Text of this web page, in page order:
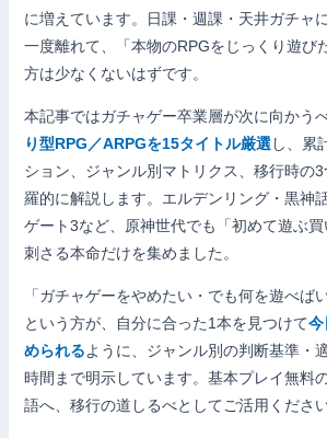
に増えています。日課・週課・天井ガチャ
一度離れて、「本物のRPGをじっくり遊び
方は少なくないはずです。
本記事ではガチャゲー卒業層が次に向かう
り型RPG／ARPGを15タイトル厳選し、累
ション、ジャンル別マトリクス、移行時の
羅的に解説します。エルデンリング・黒神
ゲート3など、原神世代でも「初めて遊ぶ
刺さる本命だけを集めました。
「ガチャゲーをやめたい・でも何を遊べば
という方が、自分に合った1本を見つけて
められるように、ジャンル別の判断基準・
時間まで明示しています。基本プレイ無料
語へ、移行の道しるべとしてご活用ください